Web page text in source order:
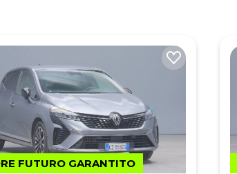
FUTURO GARANTITO